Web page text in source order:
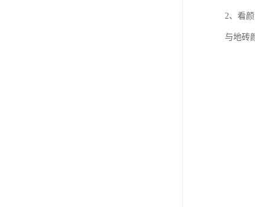
2、看
与地砖